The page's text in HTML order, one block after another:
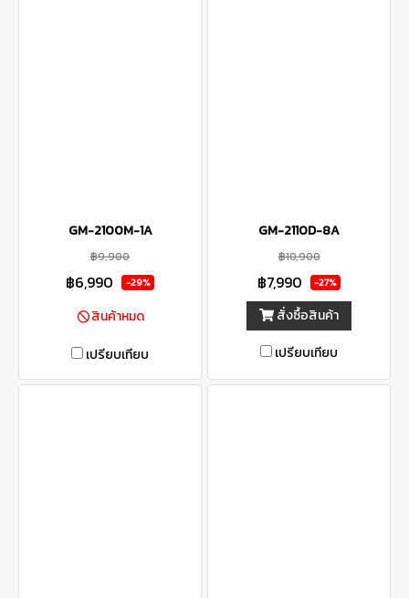
GM-2100M-1A
฿9,900
฿6,990 -29%
สินค้าหมด
เปรียบเทียบ
GM-2110D-8A
฿10,900
฿7,990 -27%
สั่งซื้อสินค้า
เปรียบเทียบ